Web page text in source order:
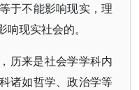
于不能影响现实，理
现实社会的。
历来是社会学学科内
诸如哲学、政治学等